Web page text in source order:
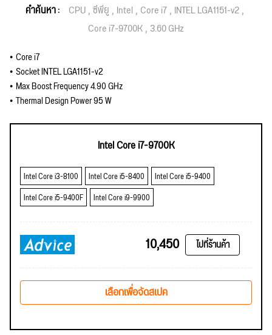
คำค้นหา : CPU ซีพียู Intel Core i7 INTEL LGA1151-v2
Core i7-9700K 3.60 GHz
Core i7
Socket INTEL LGA1151-v2
Max Boost Frequency 4.90 GHz
Thermal Design Power 95 W
Intel Core i7-9700K
Intel Core i3-8100 Intel Core i5-8400
Intel Core i5-9400
Intel Core i5-9400F
Intel Core i9-9900
10,450 ไปที่ร้านค้า
เลือกเพื่อจัดสเปค